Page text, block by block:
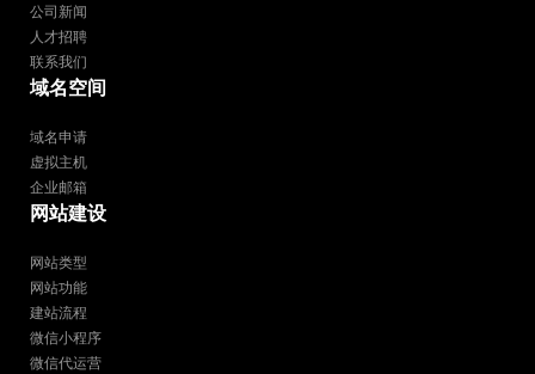
公司新闻
人才招聘
联系我们
域名空间
域名申请
虚拟主机
企业邮箱
网站建设
网站类型
网站功能
建站流程
微信小程序
微信代运营